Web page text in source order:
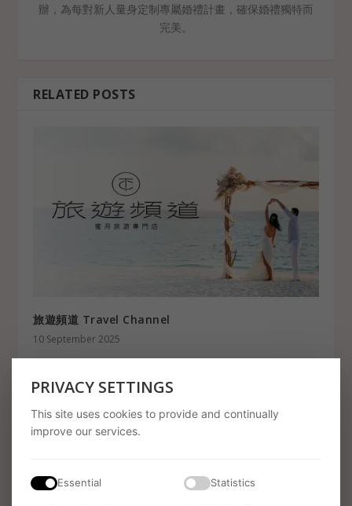
辦，為每對新人量身定制專屬婚禮計畫，確保婚禮獨特而
完美。
RELATED POSTS
旅遊頻道 Travel Channel
10 September 2025
PRIVACY SETTINGS
This site uses cookies to provide and continually
improve our services.
Essential Statistics